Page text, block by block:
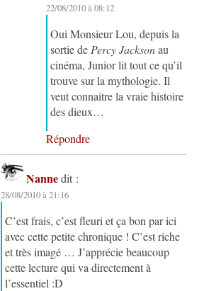
22/08/2010 à 08:12
Oui Monsieur Lou, depuis la
sortie de Percy Jacksonau
cinéma, Junior lit tout ce qu’il
trouve sur la mythologie. Il
veut connaitre la vraie histoire
des dieux…
Répondre
Nanne dit :
28/08/2010 à 21:16
C’est frais, c’est fleuri et ça bon par ici
avec cette petite chronique ! C’est riche
et très imagé … J’apprécie beaucoup
cette lecture qui va directement à
l’essentiel :D